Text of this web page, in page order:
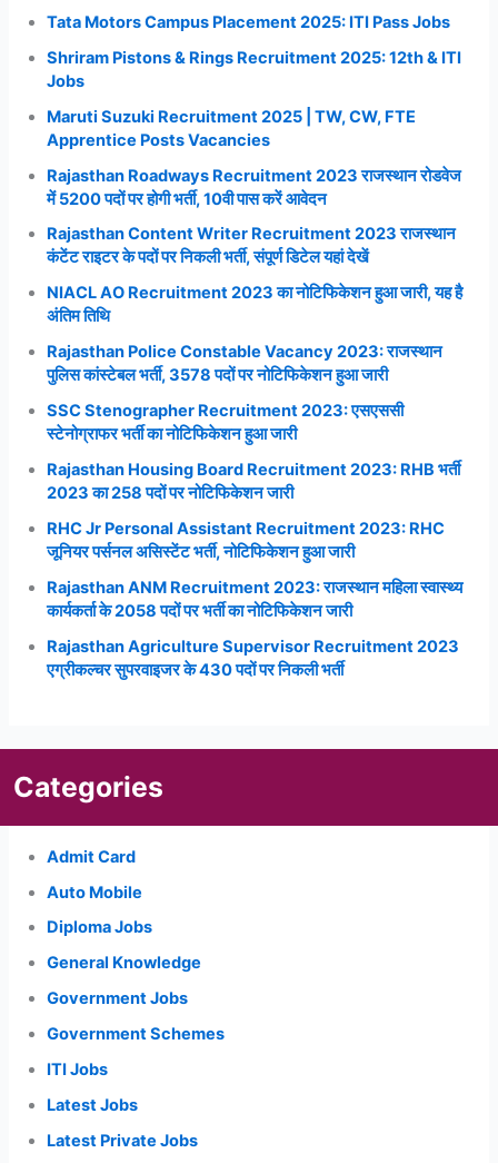
Tata Motors Campus Placement 2025: ITI Pass Jobs
Shriram Pistons & Rings Recruitment 2025: 12th & ITI
Jobs
Maruti Suzuki Recruitment 2025 | TW, CW, FTE
Apprentice Posts Vacancies
Rajasthan Roadways Recruitment 2023 राजस्थान रोडवेज
में 5200 पदों पर होगी भर्ती, 10वी पास करें आवेदन
Rajasthan Content Writer Recruitment 2023 राजस्थान
कंटेंट राइटर के पदों पर निकली भर्ती, संपूर्ण डिटेल यहां देखें
NIACL AO Recruitment 2023 का नोटिफिकेशन हुआ जारी, यह है
अंतिम तिथि
Rajasthan Police Constable Vacancy 2023: राजस्थान
पुलिस कांस्टेबल भर्ती, 3578 पदों पर नोटिफिकेशन हुआ जारी
SSC Stenographer Recruitment 2023: एसएससी
स्टेनोग्राफर भर्ती का नोटिफिकेशन हुआ जारी
Rajasthan Housing Board Recruitment 2023: RHB भर्ती
2023 का 258 पदों पर नोटिफिकेशन जारी
RHC Jr Personal Assistant Recruitment 2023: RHC
जूनियर पर्सनल असिस्टेंट भर्ती, नोटिफिकेशन हुआ जारी
Rajasthan ANM Recruitment 2023: राजस्थान महिला स्वास्थ्य
कार्यकर्ता के 2058 पदों पर भर्ती का नोटिफिकेशन जारी
Rajasthan Agriculture Supervisor Recruitment 2023
एग्रीकल्चर सुपरवाइजर के 430 पदों पर निकली भर्ती
Categories
Admit Card
Auto Mobile
Diploma Jobs
General Knowledge
Government Jobs
Government Schemes
ITI Jobs
Latest Jobs
Latest Private Jobs